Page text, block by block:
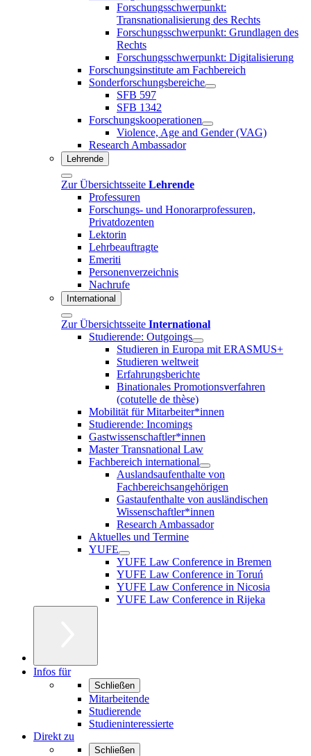
Forschungsschwerpunkt:
Transnationalisierung des Rechts
Forschungsschwerpunkt: Grundlagen des
Rechts
Forschungsschwerpunkt: Digitalisierung
Forschungsinstitute am Fachbereich
Sonderforschungsbereiche
SFB 597
SFB 1342
Forschungskooperationen
Violence, Age and Gender (VAG)
Research Ambassador
Lehrende
Zur Übersichtsseite Lehrende
Professuren
Forschungs- und Honorarprofessuren,
Privatdozenten
Lektorin
Lehrbeauftragte
Emeriti
Personenverzeichnis
Nachrufe
International
Zur Übersichtsseite International
Studierende: Outgoings
Studieren in Europa mit ERASMUS+
Studieren weltweit
Erfahrungsberichte
Binationales Promotionsverfahren
(cotutelle de thèse)
Mobilität für Mitarbeiter*innen
Studierende: Incomings
Gastwissenschaftler*innen
Master Transnational Law
Fachbereich international
Auslandsaufenthalte von
Fachbereichsangehörigen
Gastaufenthalte von ausländischen
Wissenschaftler*innen
Research Ambassador
Aktuelles und Termine
YUFE
YUFE Law Conference in Bremen
YUFE Law Conference in Toruń
YUFE Law Conference in Nicosia
YUFE Law Conference in Rijeka
Infos für
Schließen
Mitarbeitende
Studierende
Studieninteressierte
Direkt zu
Schließen